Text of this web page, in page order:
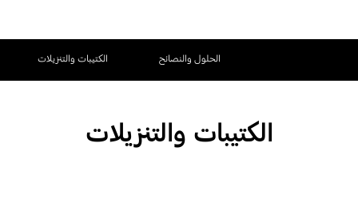
الحلول والنصائح الكتيبات والتنزيلات
الكتيبات والتنزيلات